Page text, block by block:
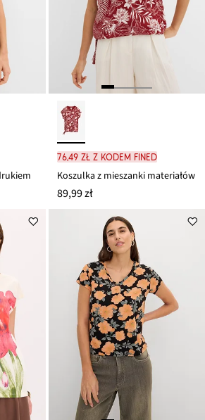
76,49 zł z kodem FINED
Koszulka z mieszanki materiałów
89,99 zł